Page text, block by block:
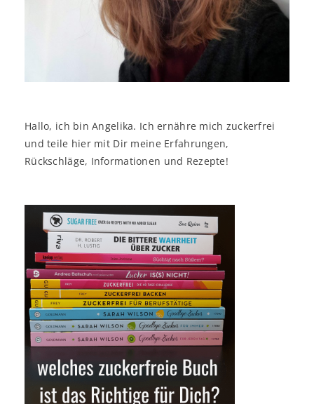
Hallo, ich bin Angelika. Ich ernähre mich zuckerfrei
und teile hier mit Dir meine Erfahrungen,
Rückschläge, Informationen und Rezepte!